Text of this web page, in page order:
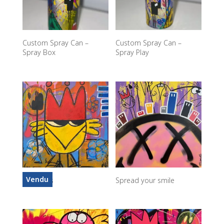
Custom Spray Can –
Spray Box
Custom Spray Can –
Spray Play
Vendu
Mini Boss Spread your smile